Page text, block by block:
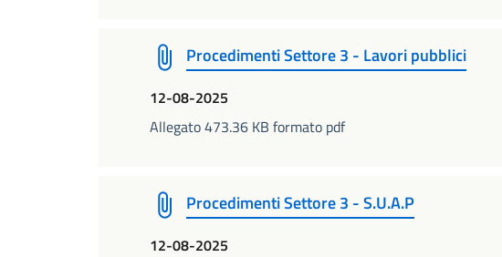
Procedimenti Settore 3 - Lavori pubblici
12-08-2025
Allegato 473.36 KB formato pdf
Procedimenti Settore 3 - S.U.A.P
12-08-2025